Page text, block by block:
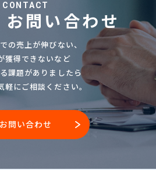
CONTACT
お問い合わせ
の売上が伸びない、
獲得できないなど
課題がありましたら
軽にご相談ください。
お問い合わせ